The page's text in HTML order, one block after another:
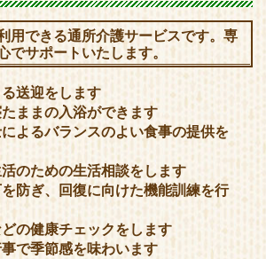
用できる通所介護サービスです。専
でサポートいたします。
送迎をします
ままの入浴ができます
よるバランスのよい食事の提供を
のための生活相談をします
防ぎ、回復に向けた機能訓練を行
の健康チェックをします
で季節感を味わいます